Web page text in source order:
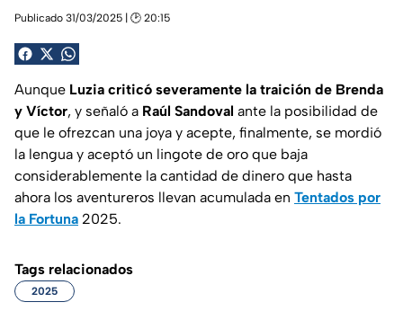
Publicado 31/03/2025 | 🕑 20:15
Aunque Luzia criticó severamente la traición de Brenda
y Víctor, y señaló a Raúl Sandoval ante la posibilidad de
que le ofrezcan una joya y acepte, finalmente, se mordió
la lengua y aceptó un lingote de oro que baja
considerablemente la cantidad de dinero que hasta
ahora los aventureros llevan acumulada en Tentados por
la Fortuna 2025.
Tags relacionados
2025